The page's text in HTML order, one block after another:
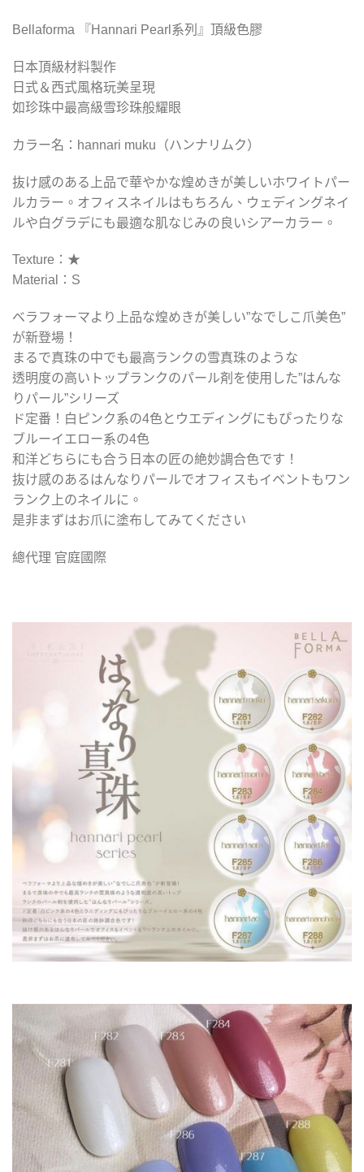
Bellaforma 『Hannari Pearl系列』頂級色膠
日本頂級材料製作
日式＆西式風格玩美呈現
如珍珠中最高級雪珍珠般耀眼
カラー名：hannari muku（ハンナリムク）
抜け感のある上品で華やかな煌めきが美しいホワイトパー
ルカラー。オフィスネイルはもちろん、ウェディングネイ
ルや白グラデにも最適な肌なじみの良いシアーカラー。
Texture：★
Material：S
ベラフォーマより上品な煌めきが美しい”なでしこ爪美色”
が新登場！
まるで真珠の中でも最高ランクの雪真珠のような
透明度の高いトップランクのパール剤を使用した”はんな
りパール”シリーズ
ド定番！白ピンク系の4色とウエディングにもぴったりな
ブルーイエロー系の4色
和洋どちらにも合う日本の匠の絶妙調合色です！
抜け感のあるはんなりパールでオフィスもイベントもワン
ランク上のネイルに。
是非まずはお爪に塗布してみてください
總代理 官庭國際